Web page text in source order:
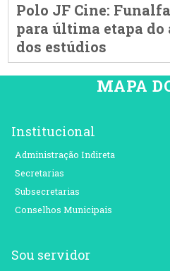
Polo JF Cine:
para última etapa do
dos estúdios
MAPA
Institucional
Administração Indireta
Secretarias
Subsecretarias
Conselhos Municipais
Sou servidor